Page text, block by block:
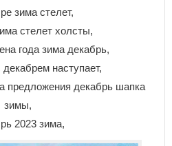
зима стелет,
стелет холсты,
года зима декабрь,
наступает,
предложения декабрь шапка
зимы,
2023 зима,